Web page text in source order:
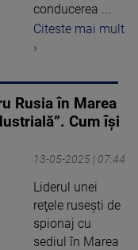
conducerea ...
Citeste mai mult
›
Rusia în Marea
Cum își
13-05-2025 | 07:44
Liderul unei
reţele ruseşti de
spionaj cu
sediul în Marea